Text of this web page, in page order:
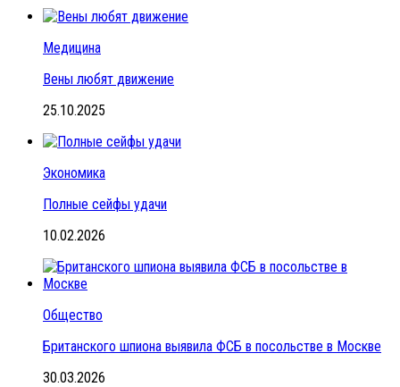
Медицина
Вены любят движение
25.10.2025
Экономика
Полные сейфы удачи
10.02.2026
Общество
Британского шпиона выявила ФСБ в посольстве в Москве
30.03.2026